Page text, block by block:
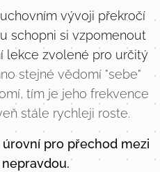
vývoji překročí
schopni si vzpomenout
lekce zvolené pro určitý
stejné vědomí "sebe"
tím je jeho frekvence
stále rychleji roste.
pro přechod mezi